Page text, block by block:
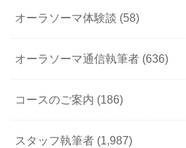
オーラソーマ体験談 (58)
オーラソーマ通信執筆者 (636)
コースのご案内 (186)
スタッフ執筆者 (1,987)